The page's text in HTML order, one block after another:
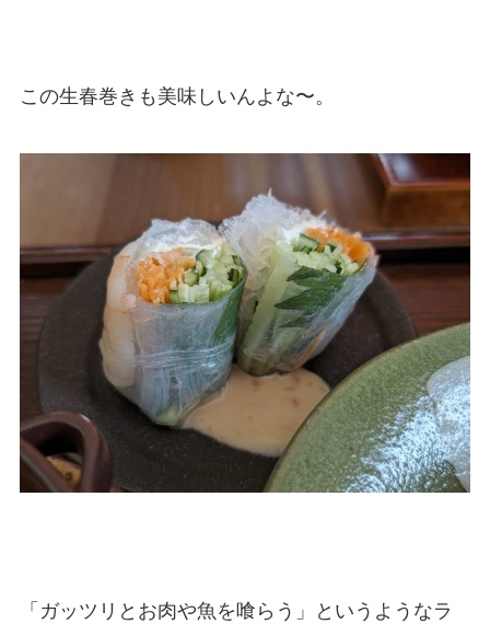
この生春巻きも美味しいんよな〜。
「ガッツリとお肉や魚を喰らう」というようなラ